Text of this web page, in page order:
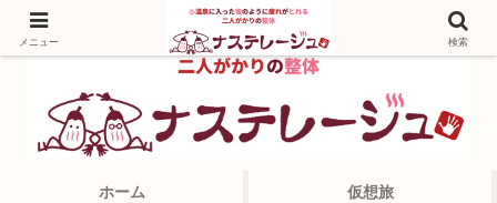
ホーム 仮想旅
メニュー 検索